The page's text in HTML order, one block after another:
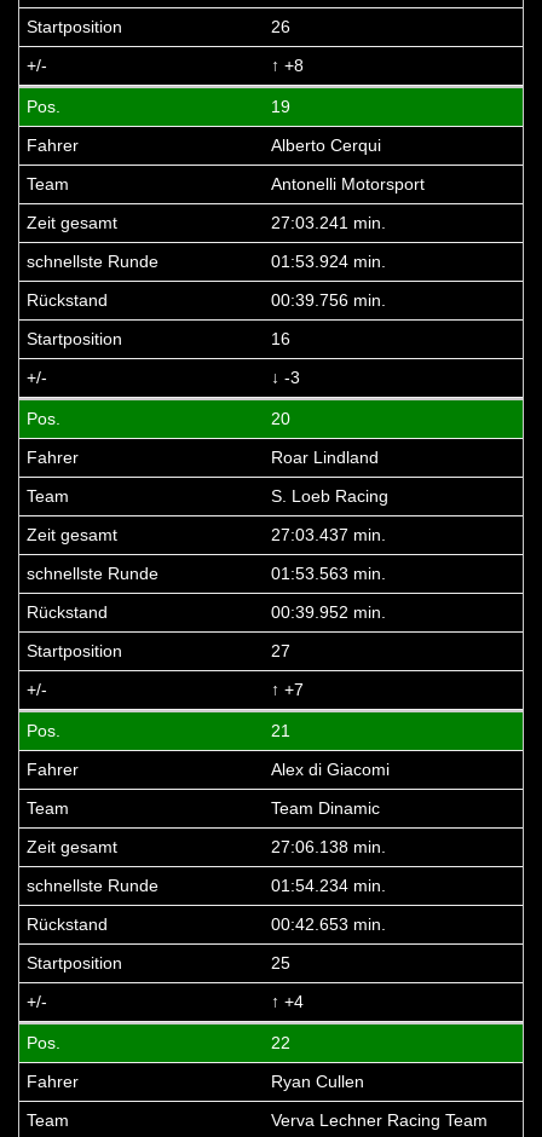
26
↑ +8
19
Alberto Cerqui
Antonelli Motorsport
27:03.241 min.
01:53.924 min.
00:39.756 min.
16
↓ -3
20
Roar Lindland
S. Loeb Racing
27:03.437 min.
01:53.563 min.
00:39.952 min.
27
↑ +7
21
Alex di Giacomi
Team Dinamic
27:06.138 min.
01:54.234 min.
00:42.653 min.
25
↑ +4
22
Ryan Cullen
Verva Lechner Racing Team